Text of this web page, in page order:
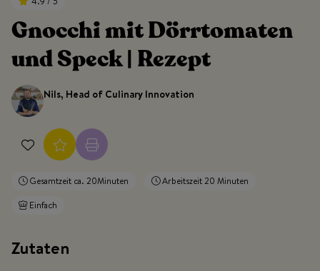
Gnocchi mit Dörrtomaten
und Speck | Rezept
Nils, Head of Culinary Innovation
Gesamtzeit ca. 20Minuten
Arbeitszeit 20 Minuten
Einfach
Zutaten